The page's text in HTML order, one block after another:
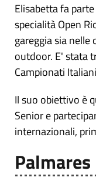
Elisabetta fa
specialità Open
gareggia sia
outdoor. E' stata
Campionati
Il suo obiettivo è
Senior e
internazionali,
Palmares